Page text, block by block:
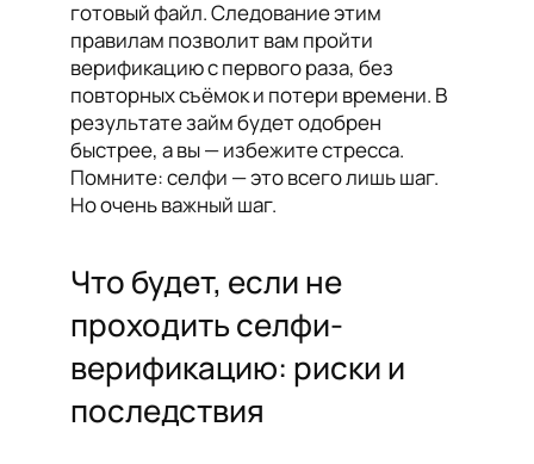
готовый файл. Следование этим
правилам позволит вам пройти
верификацию с первого раза, без
повторных съёмок и потери времени. В
результате займ будет одобрен
быстрее, а вы — избежите стресса.
Помните: селфи — это всего лишь шаг.
Но очень важный шаг.
Что будет, если не
проходить селфи-
верификацию: риски и
последствия